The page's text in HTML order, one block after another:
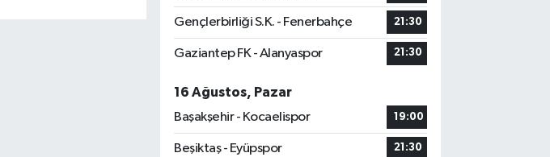
Gençlerbirliği S.K. - Fenerbahçe 21:30
Gaziantep FK - Alanyaspor 21:30
16 Ağustos, Pazar
Başakşehir - Kocaelispor
19:00
Beşiktaş - Eyüpspor 21:30